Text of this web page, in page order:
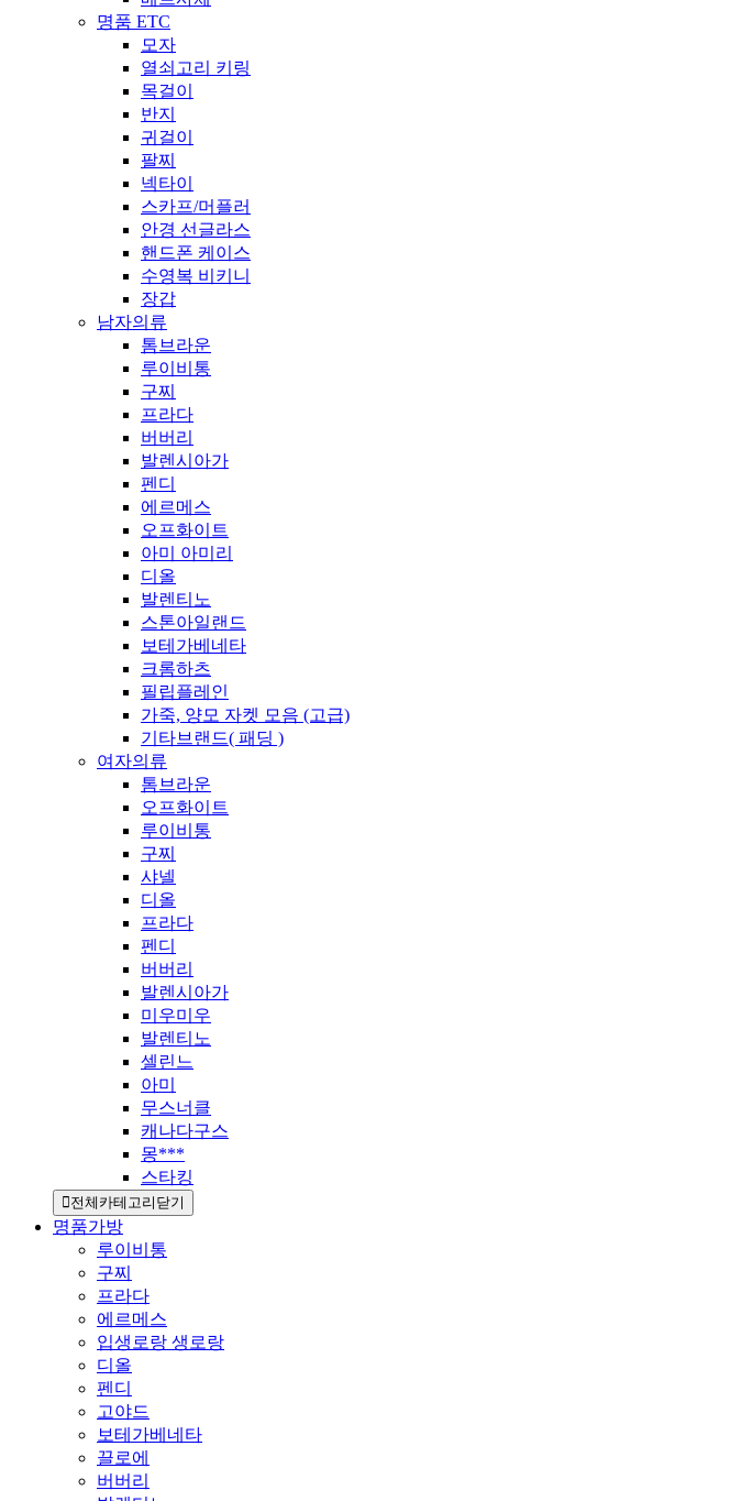
명품 ETC
모자
열쇠고리 키링
목걸이
반지
귀걸이
팔찌
넥타이
스카프/머플러
안경 선글라스
핸드폰 케이스
수영복 비키니
장갑
남자의류
톰브라운
루이비통
구찌
프라다
버버리
발렌시아가
펜디
에르메스
오프화이트
아미 아미리
디올
발렌티노
스톤아일랜드
보테가베네타
크롬하츠
필립플레인
가죽, 양모 자켓 모음 (고급)
기타브랜드( 패딩 )
여자의류
톰브라운
오프화이트
루이비통
구찌
샤넬
디올
프라다
펜디
버버리
발렌시아가
미우미우
발렌티노
셀린느
아미
무스너클
캐나다구스
몽***
스타킹
전체카테고리닫기
명품가방
루이비통
구찌
프라다
에르메스
입생로랑 생로랑
디올
펜디
고야드
보테가베네타
끌로에
버버리